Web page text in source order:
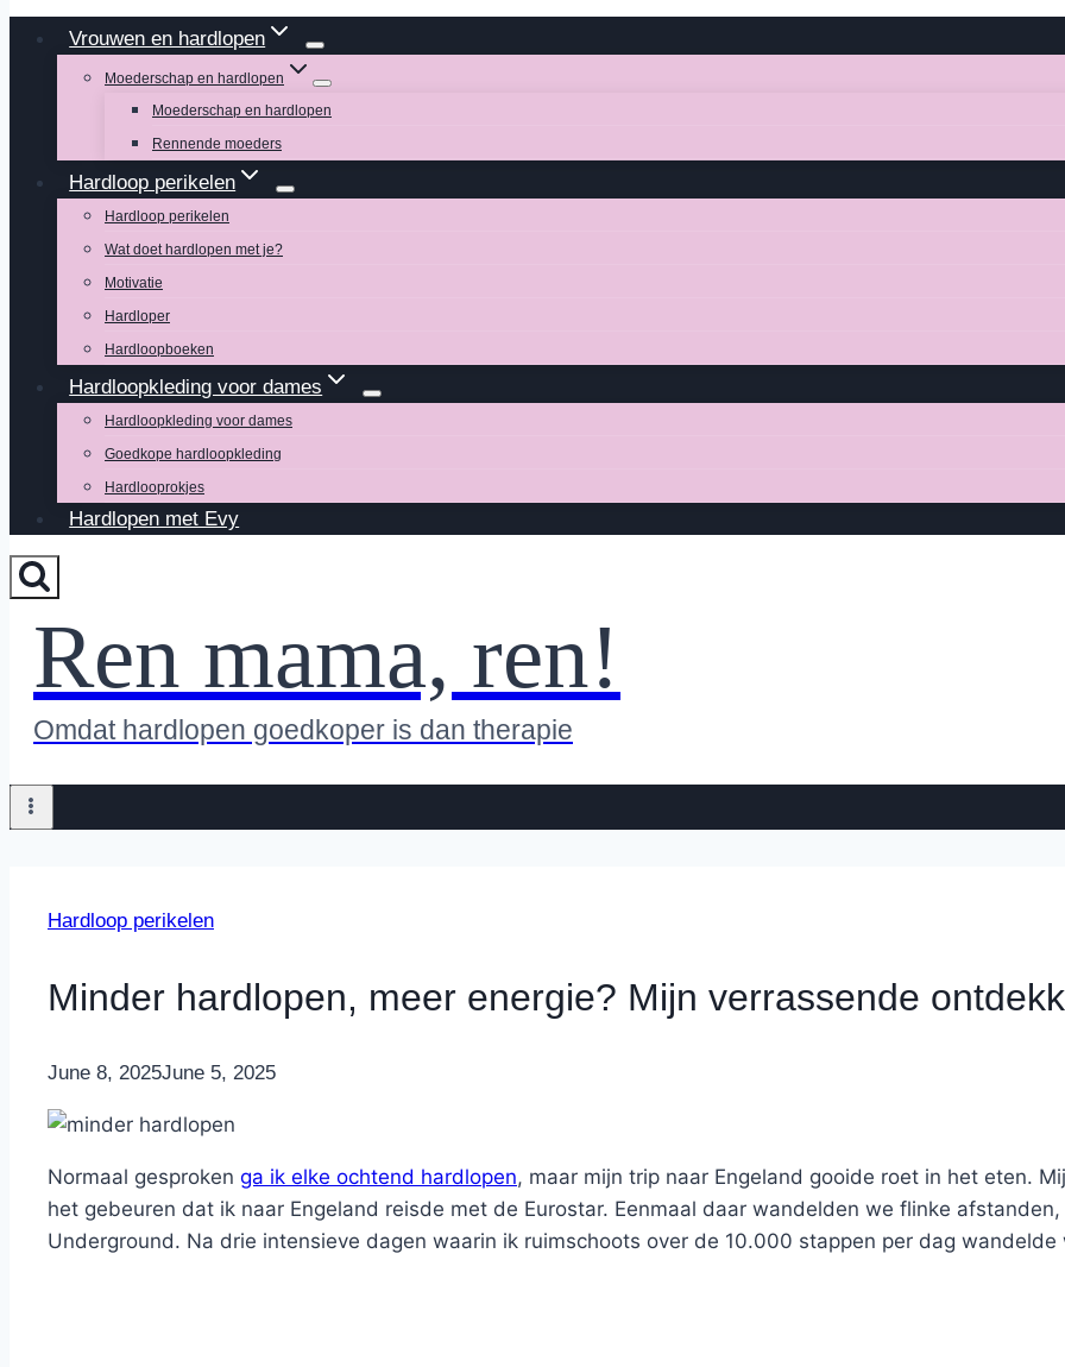
Vrouwen en hardlopen
Moederschap en hardlopen
Moederschap en hardlopen
Rennende moeders
Hardloop perikelen
Hardloop perikelen
Wat doet hardlopen met je?
Motivatie
Hardloper
Hardloopboeken
Hardloopkleding voor dames
Hardloopkleding voor dames
Goedkope hardloopkleding
Hardlooprokjes
Hardlopen met Evy
Ren mama, ren!
Omdat hardlopen goedkoper is dan therapie
Hardloop perikelen
Minder hardlopen, meer energie? Mijn verrassende
ByNicole
June 8, 2025June 5, 2025
Normaal gesproken ga ik elke ochtend hardlopen, maar mijn trip naar Engeland gooide roet in het eten.
het gebeuren dat ik naar Engeland reisde met de Eurostar. Eenmaal daar wandelden we flinke
Underground. Na drie intensieve dagen waarin ik ruimschoots over de 10.000 stappen per dag